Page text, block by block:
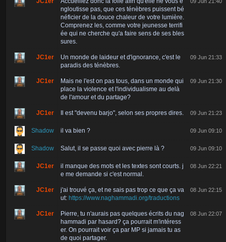
ngloutisse pas, que ces ténèbres puissent bé
néficier de la douce chaleur de votre lumière.
Comprenez les, comme votre jeunesse terrifi
ée qui ne cherche qu'a faire sens de ses bles
sures.
JC1er
Un monde de laideur et d'ignorance, c'est le
paradis des ténèbres.
09 Jun 21:33
JC1er
Mais ne l'est on pas tous, dans un monde qui
place la violence et l'individualisme au delà
de l'amour et du partage?
09 Jun 21:30
JC1er Il est "devenu barjo", selon ses propres dires. 09 Jun 21:23
Shadow il va bien ? 09 Jun 09:10
Shadow Salut, il se passe quoi avec pierre là ? 09 Jun 09:10
JC1er
il manque des mots et les textes sont courts. j
e me demande si c'est normal.
08 Jun 22:21
JC1er
j'ai trouvé ça, et ne sais pas trop ce que ça va
ut: https://www.naghammadi.org/traductions
08 Jun 22:15
JC1er
Pierre, tu n'aurais pas quelques écrits du nag
hammadi par hasard? ça pourrait m'intéress
er. On pourrait voir ça par MP si jamais tu as
de quoi partager.
08 Jun 22:07